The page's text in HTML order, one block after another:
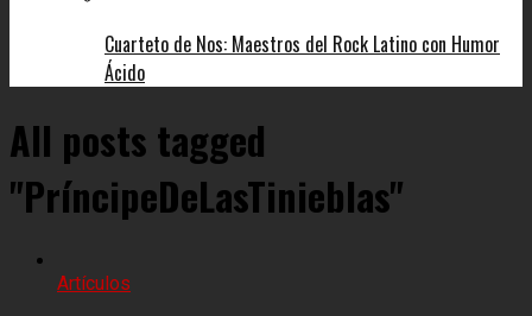
Cuarteto de Nos: Maestros del Rock Latino con Humor
Ácido
All posts tagged
"PríncipeDeLasTinieblas"
Artículos